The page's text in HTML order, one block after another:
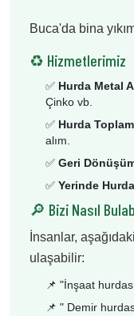
Buca'da bina
♻️ Hizmetlerimiz
✅ Hurda Metal
Çinko vb.
✅ Hurda
alım.
✅ Geri
✅ Yerinde Hurda
🔎 Bizi Nasıl
İnsanlar,
ulaşabilir:
📌 "İnşaat
📌 " Demir